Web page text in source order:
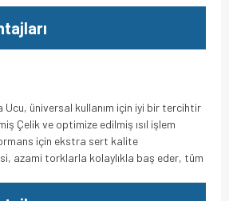
üniversal kullanım için iyi bir tercihtir
Çelik ve optimize edilmiş ısıl işlem
için ekstra sert kalite
azami torklarla kolaylıkla baş eder, tüm